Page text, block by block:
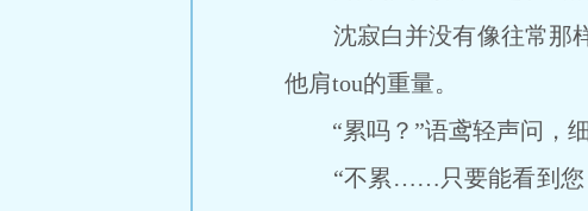
沈寂白并没有像往常那样
他肩tou的重量。
“累吗？”语鸢轻声问，细
“不累……只要能看到您，